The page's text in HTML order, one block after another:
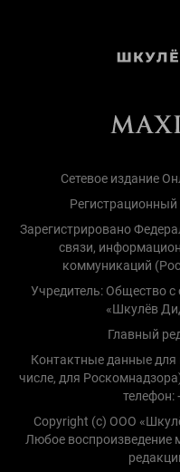
Сетевое издание
Зарегистрировано
связи,
коммуникаций
Учредитель: Общество с
«Шкулёв
Главный
Контактные данные для
числе, для
телефон:
Copyright (с) ООО
Любое воспроизведение